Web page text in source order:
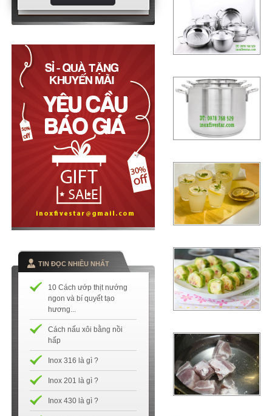
TIN ĐỌC NHIỀU NHẤT
10 Cách ướp thịt nướng
ngon và bí quyết tạo
hương...
Cách nấu xôi bằng nồi
hấp
Inox 316 là gì ?
Inox 201 là gì ?
Inox 430 là gì ?